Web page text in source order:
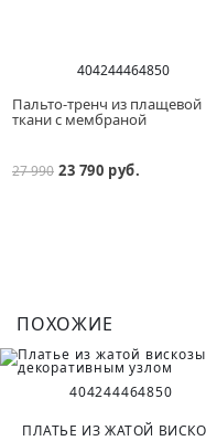
404244464850
Пальто-тренч из плащевой
ткани с мембраной
27 990 23 790 руб.
ПОХОЖИЕ
404244464850